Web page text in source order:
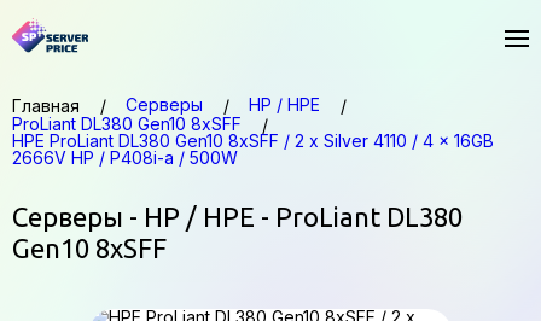
Главная Серверы
HP / HPE
ProLiant DL380 Gen10 8xSFF
HPE ProLiant DL380 Gen10 8xSFF / 2 x Silver 4110 / 4 x 16GB
2666V HP / P408i-a / 500W
Серверы - HP / HPE - ProLiant DL380
Gen10 8xSFF